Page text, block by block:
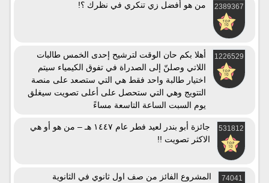
2389367 من هو أفضل زي تنكري في نظرك ؟!
1226529
أهلا بكم حان الوقت لترشيح إحدى الخمس طالبات
اللاتي وصلنّ إلى الصدراة في تفوق الكيمياء سيتم
اختيار طالبة واحد فقط هي التي ستصعد على منصة
التتويج وهي التي ستحصل على أعلى تصويت سيغلق
يوم السبت الساعة التاسعة مساءً
531812
جائزة أبو بندر لعيد فطر عام ١٤٤٧ هـ – من هو أو هي
الاكثر تصويت !!
74041
المشروع الفائز من صف اول ثانوي في الثانوية